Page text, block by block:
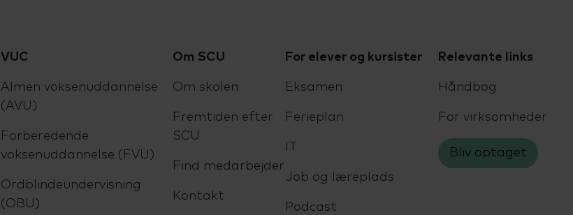
VUC
Almen voksenuddannelse
(AVU)
Forberedende
voksenuddannelse (FVU)
Ordblindeundervisning
(OBU)
Om SCU
Om skolen
Fremtiden efter
SCU
Find medarbejder
Kontakt
For elever og kursister
Eksamen
Ferieplan
Job og læreplads
Podcast
Relevante links
Håndbog
For virksomheder
Bliv optaget